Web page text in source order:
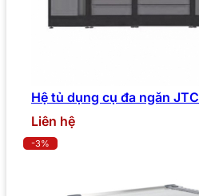
Hệ tủ dụng cụ đa ngăn JTC
Liên hệ
-3%